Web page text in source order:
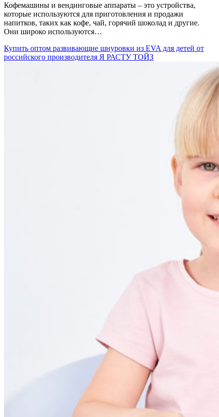
Кофемашины и вендинговые аппараты – это устройства,
которые используются для приготовления и продажи
напитков, таких как кофе, чай, горячий шоколад и другие.
Они широко используются…
Купить оптом развивающие шнуровки из EVA для детей от
российского производителя Я РАСТУ ТОЙЗ